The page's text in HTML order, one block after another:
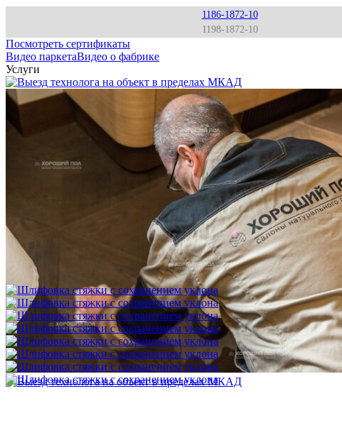
1186-1872-10
1198-1872-10
Посмотреть сертификаты
Видео паркетаВидео о фабрике
Услуги
Выезд технолога на объект в пределах МКАД
3 500 ₽